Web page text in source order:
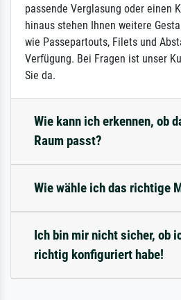
passende Verglasung oder einen
hinaus stehen Ihnen weitere
wie Passepartouts, Filets und
Verfügung. Bei Fragen ist unser
Sie da.
Wie kann ich erkennen, ob
Raum passt?
Wie wähle ich das richtige
Ich bin mir nicht sicher, ob
richtig konfiguriert habe!